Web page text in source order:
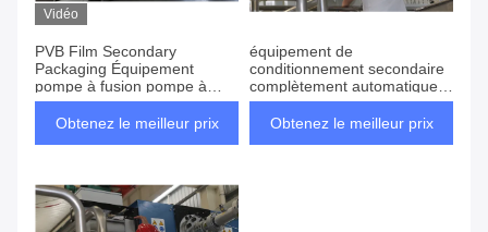
Vidéo
PVB Film Secondary
Packaging Équipement
pompe à fusion pompe à
fusion
Obtenez le meilleur prix
équipement de
conditionnement secondaire
complètement automatique
de film de la machine à
emballer de 1200MM PVB
Obtenez le meilleur prix